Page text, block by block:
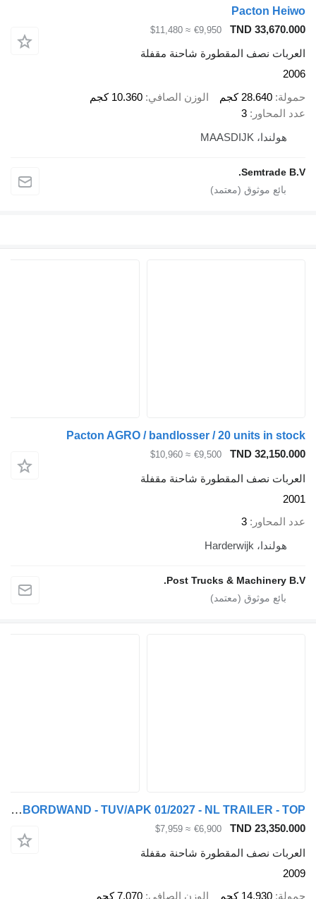
TND
€9,950
≈ $11,480
نصف المقطورة شاحنة مقفلة
كجم الوزن الصافي 10.360 كجم
3
Pacton AGRO / bandlosser / 20 units
TND
€9,500
≈ $10,960
نصف المقطورة شاحنة مقفلة
3
Post Trucks &
Pacton TBD122 CITY - LADEBORDWAND - TUV/APK 01/2027 - NL TRAILER - TOP!
TND
€6,900
≈ $7,959
نصف المقطورة شاحنة مقفلة
كجم الوزن الصافي 7.070 كجم